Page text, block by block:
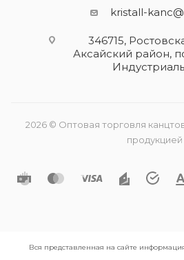
kristall-
346715,
Аксайский район,
2026 © Оптовая торговля
продукцией
Вся представленная на сайте